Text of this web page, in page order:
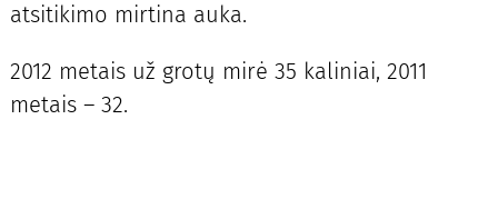
atsitikimo mirtina auka.
2012 metais už grotų mirė 35 kaliniai, 2011
metais – 32.